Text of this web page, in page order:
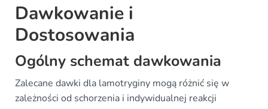
Dawkowanie i
Dostosowania
Ogólny schemat dawkowania
Zalecane dawki dla lamotryginy mogą różnić się w
zależności od schorzenia i indywidualnej reakcji